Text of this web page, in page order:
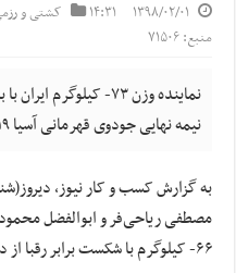
۱۳۹۸/۰۲/۰۱ ۱۴:۳۱ کشتی و
منبع: ۷۱۵۰۶
نماینده وزن ۷۳-
نیمه نهایی جودوی قهرمانی آسیا ۲۰۱۹ شد.
به گزارش کسب و کار نیوز،
۶۶- کیلوگرم با شکست برابر رقبا از دور رقابت‌ها کنار رفتند.